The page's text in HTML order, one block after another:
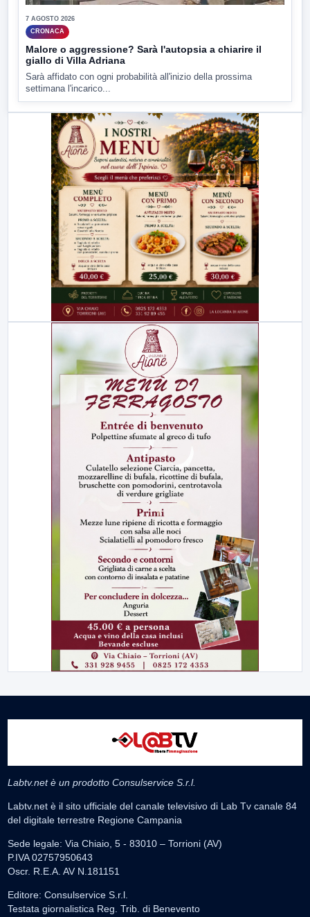
7 AGOSTO 2026
CRONACA
Malore o aggressione? Sarà l'autopsia a chiarire il
giallo di Villa Adriana
Sarà affidato con ogni probabilità all'inizio della prossima
settimana l'incarico...
Labtv.net è un prodotto Consulservice S.r.l.
Labtv.net è il sito ufficiale del canale televisivo di Lab Tv canale 84
del digitale terrestre Regione Campania
Sede legale: Via Chiaio, 5 - 83010 – Torrioni (AV)
P.IVA 02757950643
Oscr. R.E.A. AV N.181151
Editore: Consulservice S.r.l.
Testata giornalistica Reg. Trib. di Benevento